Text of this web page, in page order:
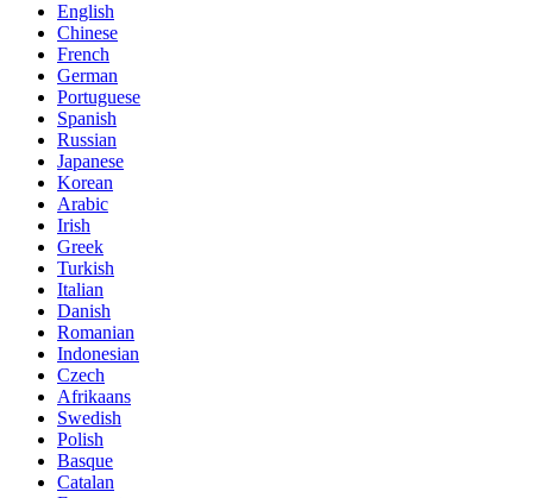
English
Chinese
French
German
Portuguese
Spanish
Russian
Japanese
Korean
Arabic
Irish
Greek
Turkish
Italian
Danish
Romanian
Indonesian
Czech
Afrikaans
Swedish
Polish
Basque
Catalan